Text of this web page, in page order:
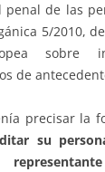
de las
5/2010,
sobre
de
precisar la
su